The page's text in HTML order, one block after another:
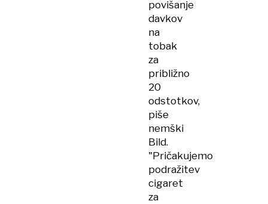
povišanje
davkov
na
tobak
za
približno
20
odstotkov,
piše
nemški
Bild.
"Pričakujemo
podražitev
cigaret
za